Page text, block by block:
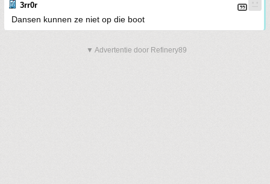
3rr0r
Dansen kunnen ze niet op die boot
▼ Advertentie door Refinery89